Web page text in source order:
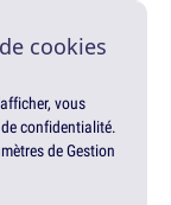
cookies
vous
confidentialité.
de Gestion